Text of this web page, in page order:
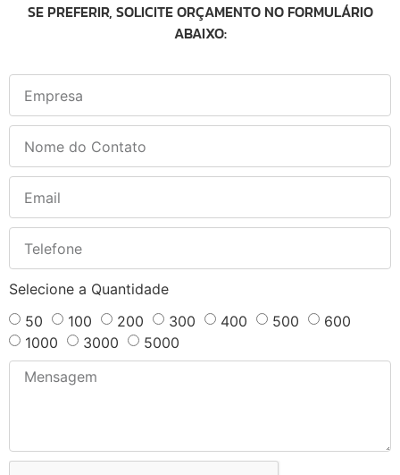
SE PREFERIR, SOLICITE ORÇAMENTO NO FORMULÁRIO
ABAIXO:
Selecione a Quantidade
50
100 200 300 400 500
600
1000
3000 5000